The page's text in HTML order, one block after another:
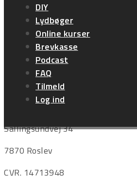
DIY
Lydbøger
Online kurser
Brevkasse
Podcast
FAQ
Tilmeld
Log ind
Har du spørgsmål?
Kontakt os
Sallingsundvej 34
7870 Roslev
CVR. 14713948